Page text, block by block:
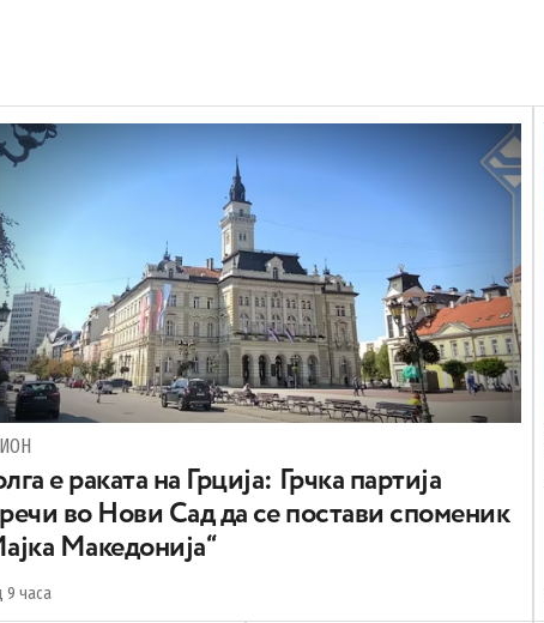
е раката на Грција: Грчка партија
во Нови Сад да се постави споменик
Македонија“
9 часа